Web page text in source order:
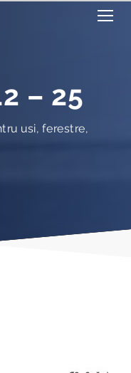
– 25
usi, ferestre,